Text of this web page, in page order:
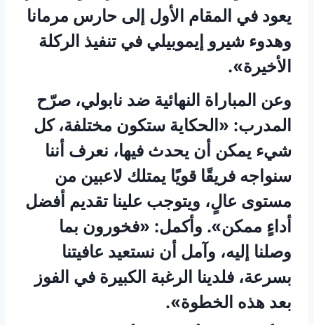
يعود في المقام الأول إلى حارس مرمانا
وهدوء شيرو إيموبيلي في تنفيذ الركلة
الأخيرة».
وعن المباراة النهائية ضد نابولي، صرّح
المدرب: «الحكاية ستكون مختلفة، كل
شيء يمكن أن يحدث فيها، نعرف أننا
سنواجه فريقًا قويًا يمتلك لاعبين من
مستوى عالٍ، ويتوجب علينا تقديم أفضل
أداءٍ ممكن». وأكمل: «فخورون بما
وصلنا إليه، وآمل أن نستعيد عافيتنا
بسرعة، فلدينا الرغبة الكبيرة في الفوز
بعد هذه الخطوة».